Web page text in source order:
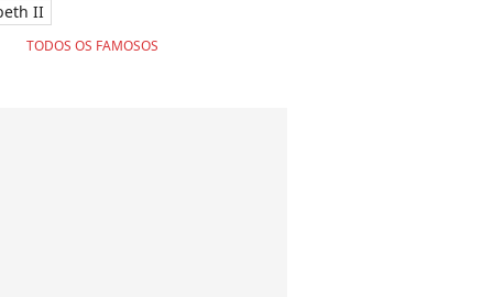
II
TODOS OS FAMOSOS